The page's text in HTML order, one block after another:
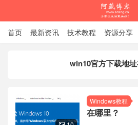
首页 最新资讯 技术教程 资源分享
win10官方下载地
Windows教程
在哪里？